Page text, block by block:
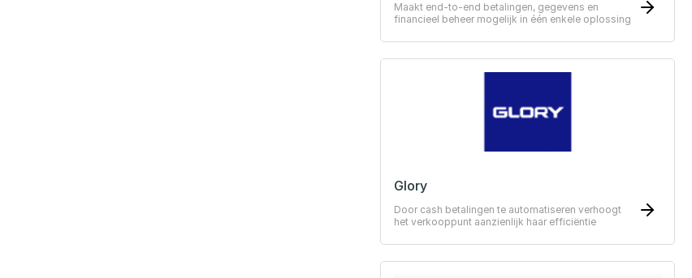
Maakt end-to-end betalingen, gegevens en
financieel beheer mogelijk in één enkele oplossing
Glory
Door cash betalingen te automatiseren verhoogt
het verkooppunt aanzienlijk haar efficiëntie